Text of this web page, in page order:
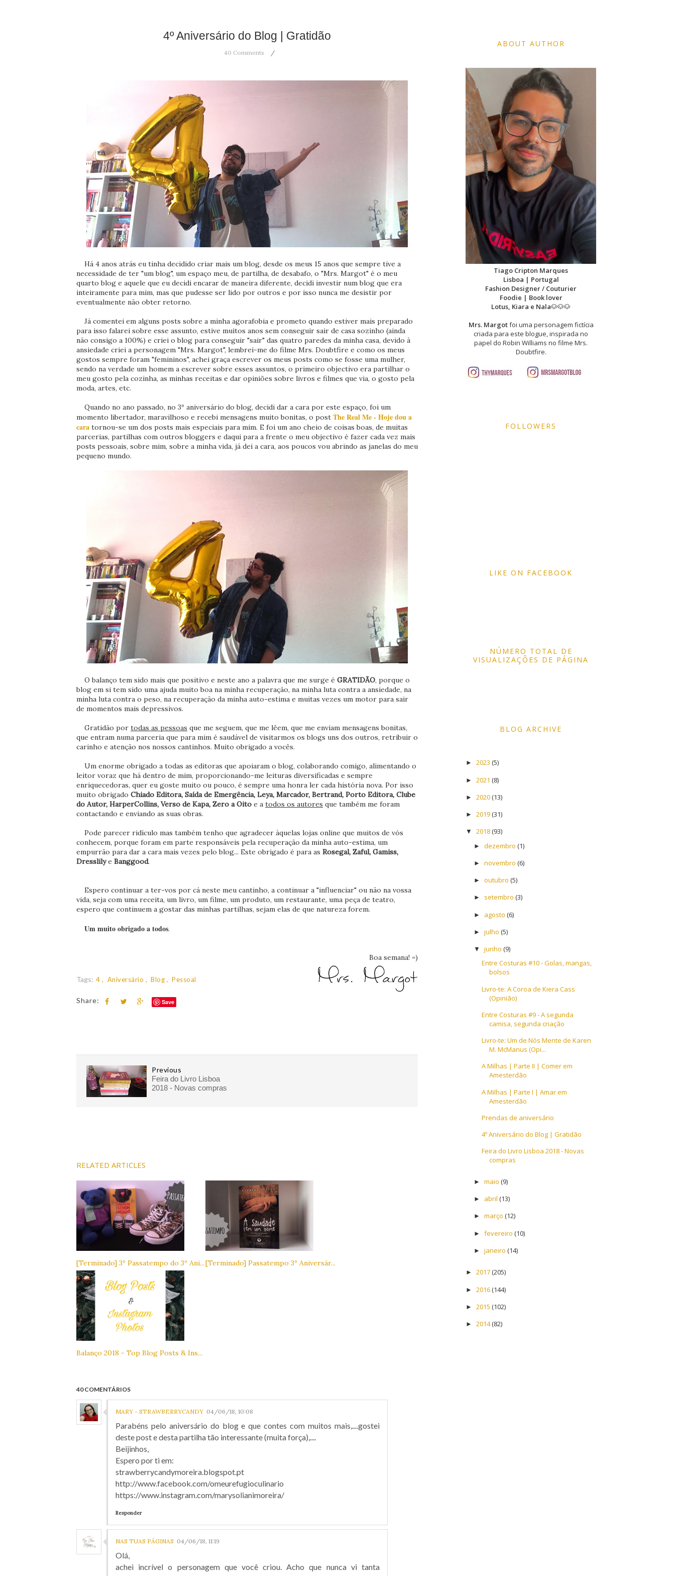
4º Aniversário do Blog | Gratidão
40 Comments
Há 4 anos atrás eu tinha decidido criar mais um blog, desde os meus 15 anos que sempre tive a
necessidade de ter "um blog", um espaço meu, de partilha, de desabafo, o "Mrs. Margot" é o meu
quarto blog e aquele que eu decidi encarar de maneira diferente, decidi investir num blog que era
inteiramente para mim, mas que pudesse ser lido por outros e por isso nunca me desistir por
eventualmente não obter retorno.
Já comentei em alguns posts sobre a minha agorafobia e prometo quando estiver mais preparado
para isso falarei sobre esse assunto, estive muitos anos sem conseguir sair de casa sozinho (ainda
não consigo a 100%) e criei o blog para conseguir "sair" das quatro paredes da minha casa, devido à
ansiedade criei a personagem "Mrs. Margot", lembrei-me do filme Mrs. Doubtfire e como os meus
gostos sempre foram "femininos", achei graça escrever os meus posts como se fosse uma mulher,
sendo na verdade um homem a escrever sobre esses assuntos, o primeiro objectivo era partilhar o
meu gosto pela cozinha, as minhas receitas e dar opiniões sobre livros e filmes que via, o gosto pela
moda, artes, etc.
Quando no ano passado, no 3º aniversário do blog, decidi dar a cara por este espaço, foi um
momento libertador, maravilhoso e recebi mensagens muito bonitas, o post The Real Me - Hoje dou a
cara tornou-se um dos posts mais especiais para mim. E foi um ano cheio de coisas boas, de muitas
parcerias, partilhas com outros bloggers e daqui para a frente o meu objectivo é fazer cada vez mais
posts pessoais, sobre mim, sobre a minha vida, já dei a cara, aos poucos vou abrindo as janelas do meu
pequeno mundo.
O balanço tem sido mais que positivo e neste ano a palavra que me surge é GRATIDÃO, porque o
blog em si tem sido uma ajuda muito boa na minha recuperação, na minha luta contra a ansiedade, na
minha luta contra o peso, na recuperação da minha auto-estima e muitas vezes um motor para sair
de momentos mais depressivos.
Gratidão por todas as pessoas que me seguem, que me lêem, que me enviam mensagens bonitas,
que entram numa parceria que para mim é saudável de visitarmos os blogs uns dos outros, retribuir o
carinho e atenção nos nossos cantinhos. Muito obrigado a vocês.
Um enorme obrigado a todas as editoras que apoiaram o blog, colaborando comigo, alimentando o
leitor voraz que há dentro de mim, proporcionando-me leituras diversificadas e sempre
enriquecedoras, quer eu goste muito ou pouco, é sempre uma honra ler cada história nova. Por isso
muito obrigado Chiado Editora, Saída de Emergência, Leya, Marcador, Bertrand, Porto Editora, Clube
do Autor, HarperCollins, Verso de Kapa, Zero a Oito e a todos os autores que também me foram
contactando e enviando as suas obras.
Pode parecer ridículo mas também tenho que agradecer àquelas lojas online que muitos de vós
conhecem, porque foram em parte responsáveis pela recuperação da minha auto-estima, um
empurrão para dar a cara mais vezes pelo blog... Este obrigado é para as Rosegal, Zaful, Gamiss,
Dresslilye Banggood.
Espero continuar a ter-vos por cá neste meu cantinho, a continuar a "influenciar" ou não na vossa
vida, seja com uma receita, um livro, um filme, um produto, um restaurante, uma peça de teatro,
espero que continuem a gostar das minhas partilhas, sejam elas de que natureza forem.
Um muito obrigado a todos.
Boa semana! =)
Tags: 4 Aniversário Blog Pessoal
Share: Save
Previous
Feira do Livro Lisboa
2018 - Novas compras
RELATED ARTICLES
[Terminado] 3º Passatempo do 3º Ani...[Terminado] Passatempo 3º Aniversár...
Balanço 2018 - Top Blog Posts & Ins...
40 COMENTÁRIOS
MARY - STRAWBERRYCANDY 04/06/18, 10:08
Parabéns pelo aniversário do blog e que contes com muitos mais,....gostei
deste post e desta partilha tão interessante (muita força),....
Beijinhos,
Espero por ti em:
strawberrycandymoreira.blogspot.pt
http://www.facebook.com/omeurefugioculinario
https://www.instagram.com/marysolianimoreira/
Responder
NAS TUAS PÁGINAS 04/06/18, 11:19
Olá,
achei incrível o personagem que você criou. Acho que nunca vi tanta
ABOUT AUTHOR
Tiago Cripton Marques
Lisboa | Portugal
Fashion Designer / Couturier
Foodie | Book lover
Lotus, Kiara e Nala🐶🐶🐶
Mrs. Margotfoi uma personagem fictícia
criada para este blogue, inspirada no
papel do Robin Williams no filme Mrs.
Doubtfire.
FOLLOWERS
LIKE ON FACEBOOK
NÚMERO TOTAL DE
VISUALIZAÇÕES DE PÁGINA
BLOG ARCHIVE
► 2023 (5)
► 2021 (8)
► 2020(13)
► 2019(31)
▼ 2018(93)
► dezembro (1)
► novembro (6)
► outubro (5)
► setembro (3)
► agosto (6)
► julho (5)
▼ junho (9)
Entre Costuras #10 - Golas, mangas,
bolsos
Livro-te: A Coroa de Kiera Cass
(Opinião)
Entre Costuras #9 - A segunda
camisa, segunda criação
Livro-te: Um de Nós Mente de Karen
M. McManus (Opi...
A Milhas | Parte II | Comer em
Amesterdão
A Milhas | Parte I | Amar em
Amesterdão
Prendas de aniversário
4º Aniversário do Blog | Gratidão
Feira do Livro Lisboa 2018 - Novas
compras
► maio (9)
► abril (13)
► março (12)
► fevereiro (10)
► janeiro (14)
► 2017(205)
► 2016(144)
► 2015 (102)
► 2014(82)